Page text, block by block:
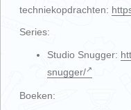
techniekopdrachten:
Series:
Studio Snugger:
snugger/
Boeken: